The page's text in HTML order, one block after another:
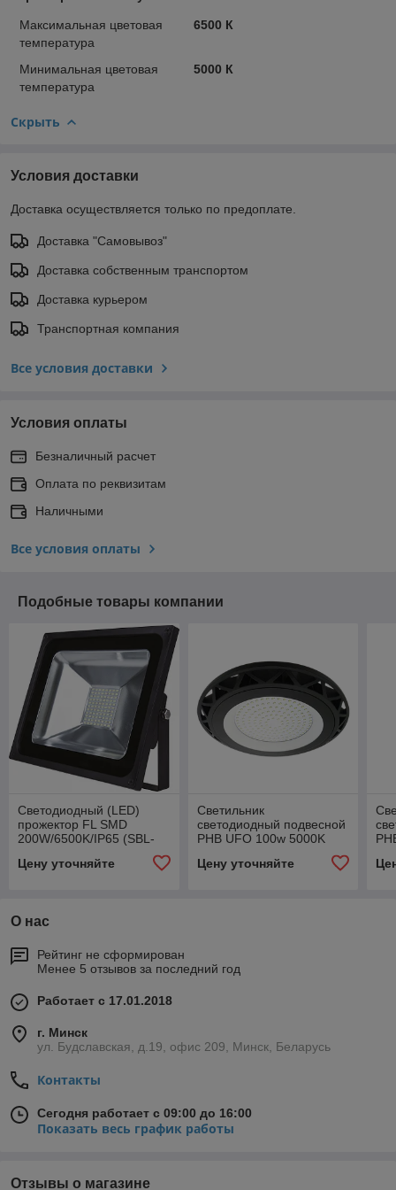
Максимальная цветовая
температура
6500 К
Минимальная цветовая
температура
5000 К
Скрыть
Условия доставки
Доставка осуществляется только по предоплате.
Доставка "Самовывоз"
Доставка собственным транспортом
Доставка курьером
Транспортная компания
Все условия доставки
Условия оплаты
Безналичный расчет
Оплата по реквизитам
Наличными
Все условия оплаты
Подобные товары компании
Светодиодный (LED)
прожектор FL SMD
200W/6500K/IP65 (SBL-
Цену уточняйте
Светильник
светодиодный подвесной
PHB UFO 100w 5000K
Цену уточняйте
О нас
Рейтинг не сформирован
Менее 5 отзывов за последний год
Работает с 17.01.2018
г. Минск
ул. Будславская, д.19, офис 209, Минск, Беларусь
Контакты
Сегодня работает с 09:00 до 16:00
Показать весь график работы
Отзывы о магазине